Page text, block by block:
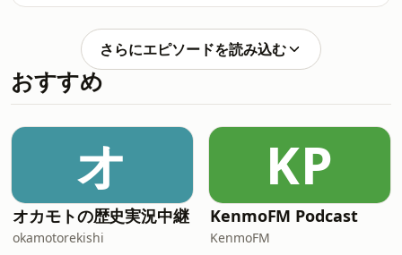
結局、ワードを食べてる/山椒って書いて
あったら外せない/カルダモンは警戒ワー
ド/トリュフの森から抜け出せない時があ
る/ジュレにしなかった方がよかった時の
方が多い/キヌア、クスク
いかに美味しいかの概要が/指差しだけは
失礼な場合もあるか/選んでいただくヒン
トの部分を読み上げるかどうかはあなた
次第/もはや短歌なメニュー名/メニュー
名省略国語の試験/問題①真鯛の生海苔
バター風味ロースト貝のエッセンスクリ
ームソース/問題②合鴨の胸肉ロースト
蜂蜜の風味 キノアと紫人参のリゾット
エストラゴンの香り/問題③自家製サー
モンのマリネ海の恵の宝石仕立て 新鮮な
千葉県産ガーデングリーンとキャビアを
添えて/問題④タラバ蟹と野菜のマーブ
ル仕立て、シェーブルチーズとイチジク
さんの疑問をもとに、ゆる〜くトークし
ます！ 🍳おもな内容 アイスブレイクあ
りますか？（お手なみ拝見）/話すことで
モヤモヤを言語化するのが好き/会話の中
会話です/必殺技・コネクティングドッ
ツ！/私ができるのは勢いよく喋ることだ
け/ソウルのカツアゲ/その心は！？/趣
味・ナルホドネ/かき氷はいちごとメロン
とレモンのほうが不誠実なので解明すべ
き/メロンはグリーンフラッシュに改名す
るか/屋台はベビーカステラ/いちご浮き
さらにエピソードを読み込む
おすすめ
オ
オカモトの歴史実況中継
okamotorekishi
KP
KenmoFM Podcast
KenmoFM